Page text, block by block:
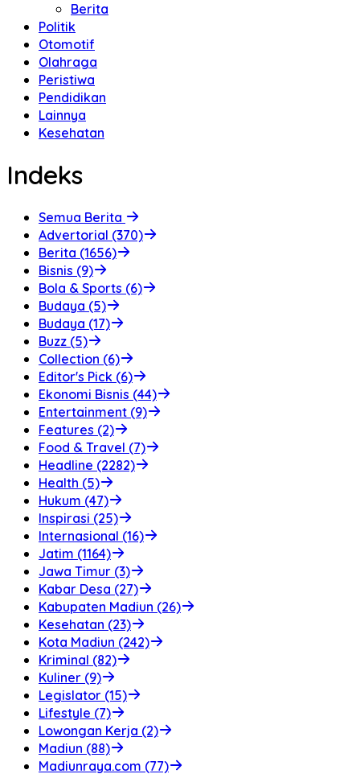
Berita
Politik
Otomotif
Olahraga
Peristiwa
Pendidikan
Lainnya
Kesehatan
Indeks
Semua Berita
Advertorial (370)
Berita (1656)
Bisnis (9)
Bola & Sports (6)
Budaya (5)
Budaya (17)
Buzz (5)
Collection (6)
Editor's Pick (6)
Ekonomi Bisnis (44)
Entertainment (9)
Features (2)
Food & Travel (7)
Headline (2282)
Health (5)
Hukum (47)
Inspirasi (25)
Internasional (16)
Jatim (1164)
Jawa Timur (3)
Kabar Desa (27)
Kabupaten Madiun (26)
Kesehatan (23)
Kota Madiun (242)
Kriminal (82)
Kuliner (9)
Legislator (15)
Lifestyle (7)
Lowongan Kerja (2)
Madiun (88)
Madiunraya.com (77)